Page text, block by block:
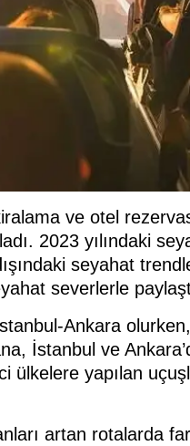
ve otel
2023 yılındaki
seyahat
severlerle
Ankara
İstanbul ve
ülkelere yapılan
artan rotalarda